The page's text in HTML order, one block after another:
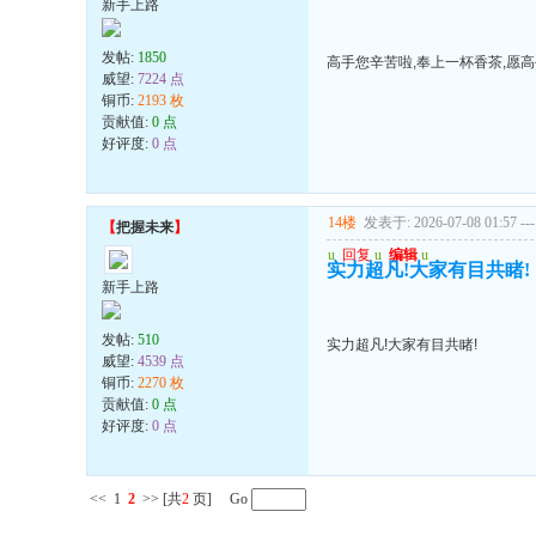
新手上路
发帖: 1850
威望: 7224 点
铜币: 2193 枚
贡献值: 0 点
好评度: 0 点
高手您辛苦啦,奉上一杯香茶,愿
【把握未来】
新手上路
发帖: 510
威望: 4539 点
铜币: 2270 枚
贡献值: 0 点
好评度: 0 点
14楼 发表于: 2026-07-08 01:57 ---
u 回复 u 编辑 u
实力超凡!大家有目共睹!
实力超凡!大家有目共睹!
<< 1 2 >> [共2 页] Go